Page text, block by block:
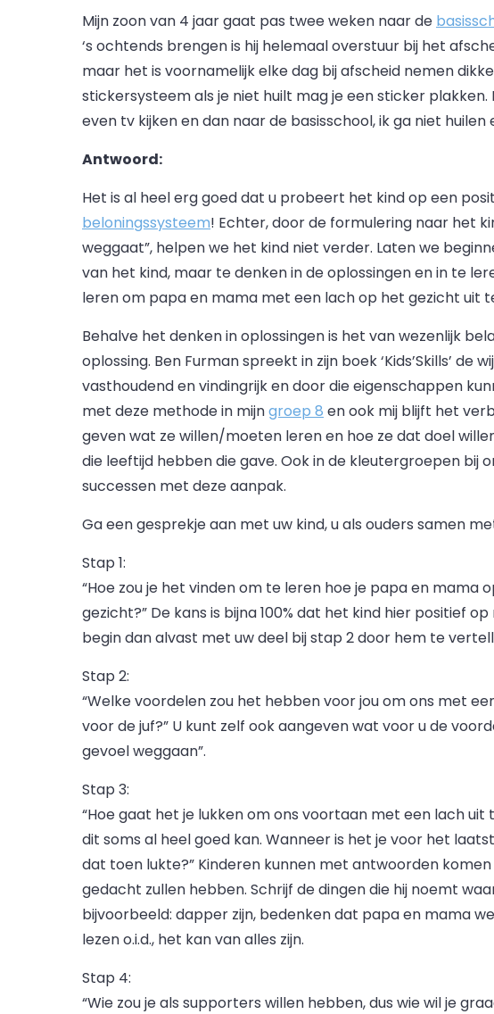
Mijn zoon van 4 jaar gaat pas twee weken naar de
‘s ochtends brengen is hij helemaal overstuur bij het
maar het is voornamelijk elke dag bij afscheid nemen
stickersysteem als je niet huilt mag je een sticker plakken.
even tv kijken en dan naar de basisschool, ik ga niet huilen
Antwoord:
Het is al heel erg goed dat u probeert het kind op een
beloningssysteem! Echter, door de formulering naar het
weggaat”, helpen we het kind niet verder. Laten we
van het kind, maar te denken in de oplossingen en in te
leren om papa en mama met een lach op het gezicht uit
Behalve het denken in oplossingen is het van wezenlijk
oplossing. Ben Furman spreekt in zijn boek ‘Kids’Skills’ de
vasthoudend en vindingrijk en door die eigenschappen
met deze methode in mijngroep 8 en ook mij blijft het
geven wat ze willen/moeten leren en hoe ze dat doel
die leeftijd hebben die gave. Ook in de kleutergroepen bij
successen met deze aanpak.
Ga een gesprekje aan met uw kind, u als ouders samen
Stap 1:
“Hoe zou je het vinden om te leren hoe je papa en mama
gezicht?” De kans is bijna 100% dat het kind hier positief
begin dan alvast met uw deel bij stap 2 door hem te
Stap 2:
“Welke voordelen zou het hebben voor jou om ons met
voor de juf?” U kunt zelf ook aangeven wat voor u de
gevoel weggaan”.
Stap 3:
“Hoe gaat het je lukken om ons voortaan met een lach uit
dit soms al heel goed kan. Wanneer is het je voor het
dat toen lukte?” Kinderen kunnen met antwoorden
gedacht zullen hebben. Schrijf de dingen die hij noemt
bijvoorbeeld: dapper zijn, bedenken dat papa en mama
lezen o.i.d., het kan van alles zijn.
Stap 4:
“Wie zou je als supporters willen hebben, dus wie wil je